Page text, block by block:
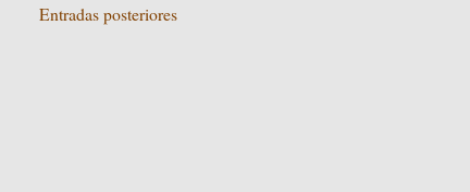
Entradas posteriores